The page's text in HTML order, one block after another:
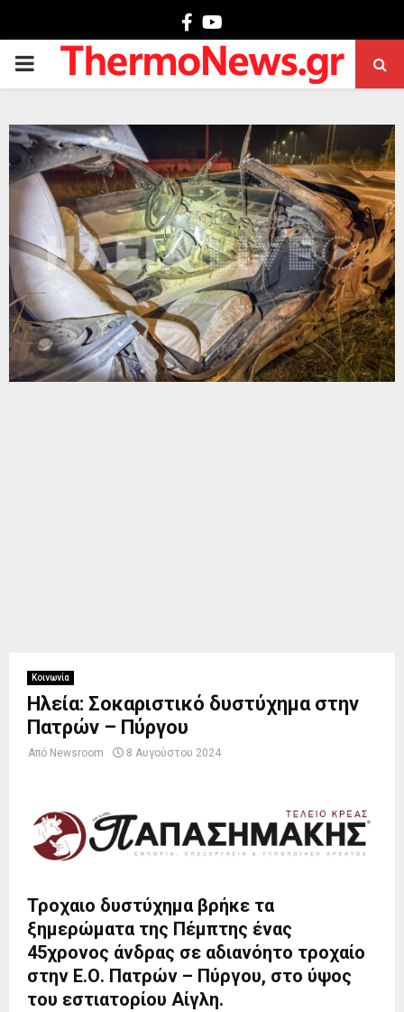
Facebook
PRIMARY
Κοινωνία
Ηλεία: Σοκαριστικό δυστύχημα στην
Πατρών – Πύργου
Από Newsroom 8 Αυγούστου 2024
Τρoχαιο δυστύχημα βρήκε τα
ξημερώματα της Πέμπτης ένας
45χρονος άνδρας σε αδιανόητο τροχαίο
στην Ε.Ο. Πατρών – Πύργου, στο ύψος
του εστιατορίου Αίγλη.